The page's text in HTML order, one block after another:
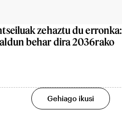
zehaztu du erronka:
behar dira 2036rako
Gehiago ikusi